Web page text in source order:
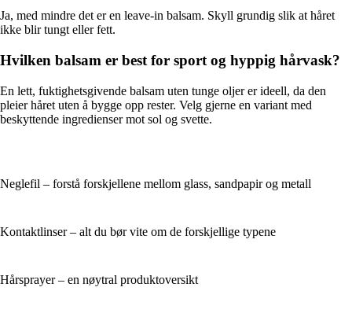
Ja, med mindre det er en leave-in balsam. Skyll grundig slik at håret
ikke blir tungt eller fett.
Hvilken balsam er best for sport og hyppig hårvask?
En lett, fuktighetsgivende balsam uten tunge oljer er ideell, da den
pleier håret uten å bygge opp rester. Velg gjerne en variant med
beskyttende ingredienser mot sol og svette.
Neglefil – forstå forskjellene mellom glass, sandpapir og metall
Kontaktlinser – alt du bør vite om de forskjellige typene
Hårsprayer – en nøytral produktoversikt